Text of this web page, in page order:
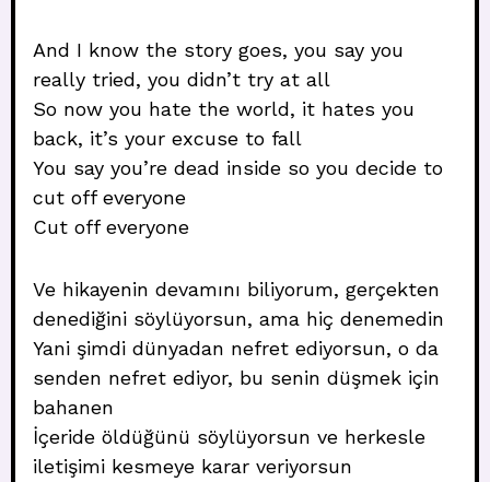
And I know the story goes, you say you
really tried, you didn’t try at all
So now you hate the world, it hates you
back, it’s your excuse to fall
You say you’re dead inside so you decide to
cut off everyone
Cut off everyone
Ve hikayenin devamını biliyorum, gerçekten
denediğini söylüyorsun, ama hiç denemedin
Yani şimdi dünyadan nefret ediyorsun, o da
senden nefret ediyor, bu senin düşmek için
bahanen
İçeride öldüğünü söylüyorsun ve herkesle
iletişimi kesmeye karar veriyorsun